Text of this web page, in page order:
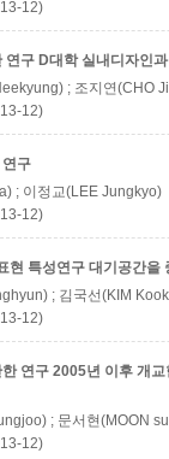
12)
연구 D대학 실내디자인
; 조지연(CHO
12)
구
; 이정교(LEE Jungkyo)
12)
현 특성연구 대기공간을
; 김국선(KIM
12)
연구 2005년 이후 개
; 문서현(MOON
12)